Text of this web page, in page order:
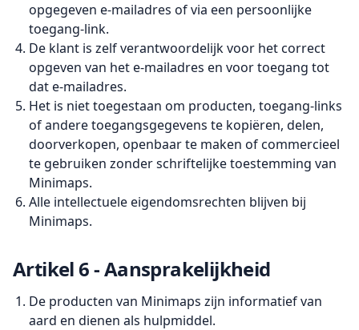
opgegeven e-mailadres of via een persoonlijke
toegang-link.
De klant is zelf verantwoordelijk voor het correct
opgeven van het e-mailadres en voor toegang tot
dat e-mailadres.
Het is niet toegestaan om producten, toegang-links
of andere toegangsgegevens te kopiëren, delen,
doorverkopen, openbaar te maken of commercieel
te gebruiken zonder schriftelijke toestemming van
Minimaps.
Alle intellectuele eigendomsrechten blijven bij
Minimaps.
Artikel 6 - Aansprakelijkheid
De producten van Minimaps zijn informatief van
aard en dienen als hulpmiddel.